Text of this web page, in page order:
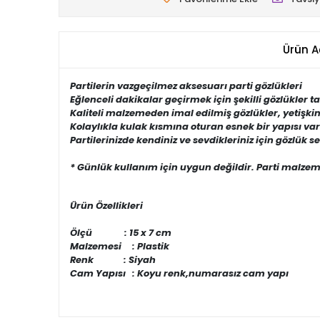
Ürün
Partilerin vazgeçilmez aksesuarı parti gözlükleri
Eğlenceli dakikalar geçirmek için şekilli gözlükler
Kaliteli malzemeden imal edilmiş gözlükler,
Kolaylıkla kulak kısmına oturan esnek bir yapısı
Partilerinizde kendiniz ve sevdikleriniz için gözlük
* Günlük kullanım için uygun değildir. Parti
Ürün Özellikleri
Ölçü : 15 x 7 cm
Malzemesi : Plastik
Renk : Siyah
Cam Yapısı : Koyu renk,numarasız cam yapı